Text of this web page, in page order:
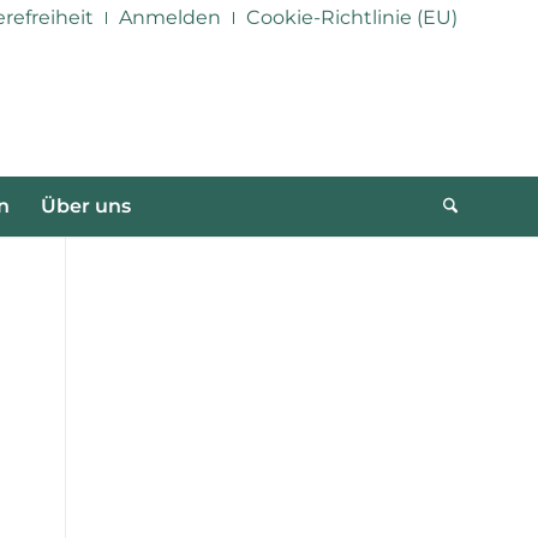
Anmelden Cookie-Richtlinie (EU)
Über uns